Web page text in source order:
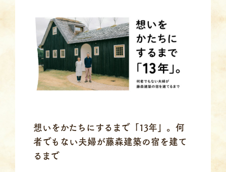
想いをかたちにするまで「13年」。何
者でもない夫婦が藤森建築の宿を建て
るまで